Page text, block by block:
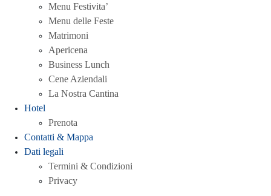
Menu Festivita’
Menu delle Feste
Matrimoni
Apericena
Business Lunch
Cene Aziendali
La Nostra Cantina
Hotel
Prenota
Contatti & Mappa
Dati legali
Termini & Condizioni
Privacy